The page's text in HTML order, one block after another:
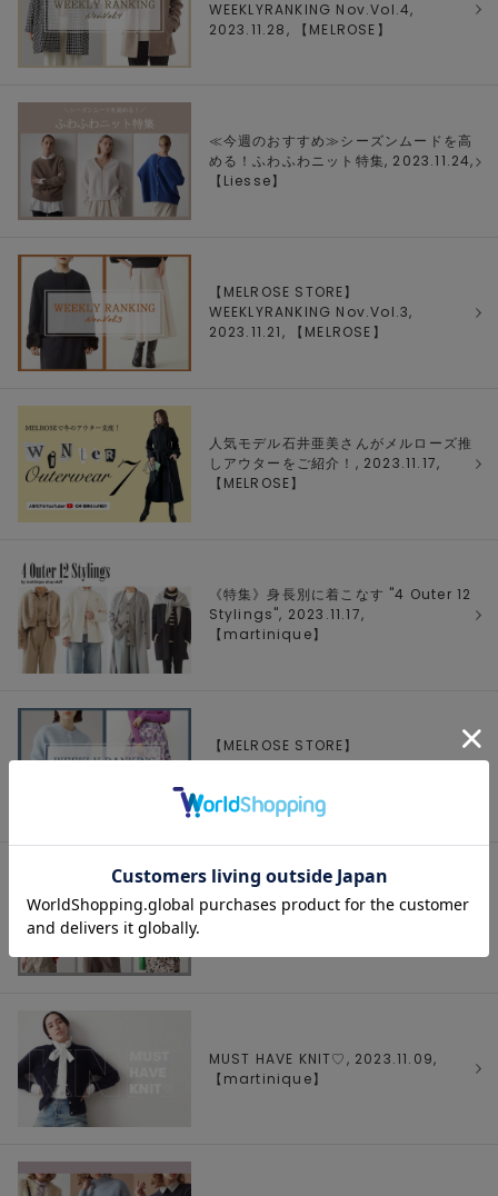
WEEKLYRANKING Nov.Vol.4,
2023.11.28, 【 MELROSE 】
≪今週のおすすめ≫シーズンムードを高
める！ふわふわニット特集, 2023.11.24,
【 Liesse】
【MELROSE STORE】
WEEKLYRANKING Nov.Vol.3,
2023.11.21, 【 MELROSE 】
人気モデル石井亜美さんがメルローズ推
しアウターをご紹介！, 2023.11.17,
【 MELROSE】
《特集》身長別に着こなす "4 Outer 12
Stylings", 2023.11.17,
【 martinique】
【MELROSE STORE】
WEEKLYRANKING Nov.Vol.2,
≪今週のおすすめ≫今お店で売れている
ニットランキング, 2023.11.10,
MUST HAVE KNIT♡, 2023.11.09,
【 martinique】